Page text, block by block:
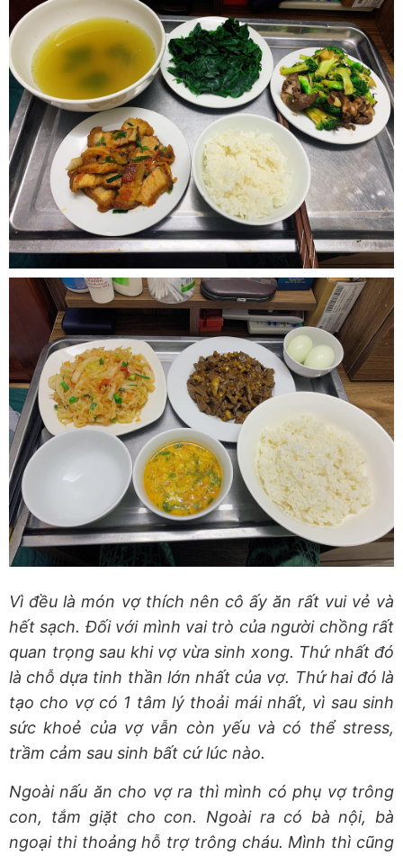
Vì đều là món vợ thích nên cô ấy ăn rất vui vẻ và
hết sạch. Đối với mình vai trò của người chồng rất
quan trọng sau khi vợ vừa sinh xong. Thứ nhất đó
là chỗ dựa tinh thần lớn nhất của vợ. Thứ hai đó là
tạo cho vợ có 1 tâm lý thoải mái nhất, vì sau sinh
sức khoẻ của vợ vẫn còn yếu và có thể stress,
trầm cảm sau sinh bất cứ lúc nào.
Ngoài nấu ăn cho vợ ra thì mình có phụ vợ trông
con, tắm giặt cho con. Ngoài ra có bà nội, bà
ngoại thi thoảng hỗ trợ trông cháu. Mình thì cũng